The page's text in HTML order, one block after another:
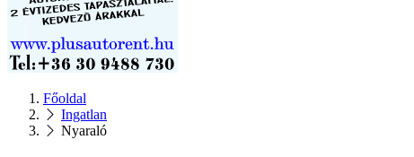
Főoldal
Ingatlan
Nyaraló